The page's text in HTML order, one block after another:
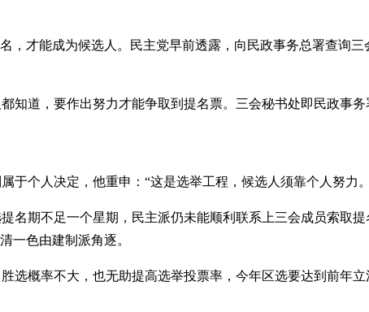
才能成为候选人。民主党早前透露，向民政事务总署查询三
知道，要作出努力才能争取到提名票。三会秘书处即民政事
于个人决定，他重申：“这是选举工程，候选人须靠个人努力
期不足一个星期，民主派仍未能顺利联系上三会成员索取提
一色由建制派角逐。
概率不大，也无助提高选举投票率，今年区选要达到前年立